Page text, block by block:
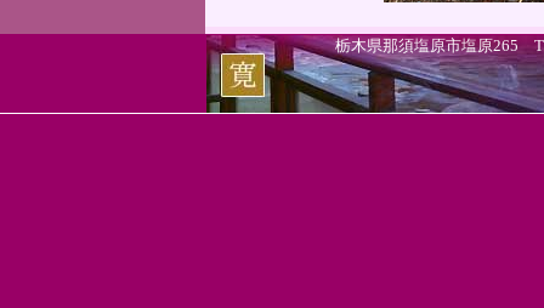
栃木県那須塩原市塩原265